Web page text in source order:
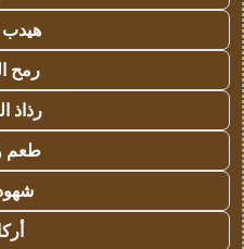
هيدب
رمح
رذاذ
طعم